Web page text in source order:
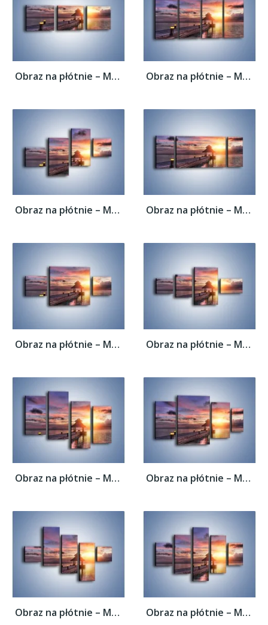
Obraz na płótnie – Most oświetlony... Obraz na płótnie – Most oświetlony...
Obraz na płótnie – Most oświetlony... Obraz na płótnie – Most oświetlony...
Obraz na płótnie – Most oświetlony... Obraz na płótnie – Most oświetlony...
Obraz na płótnie – Most oświetlony... Obraz na płótnie – Most oświetlony...
Obraz na płótnie – Most oświetlony... Obraz na płótnie – Most oświetlony...